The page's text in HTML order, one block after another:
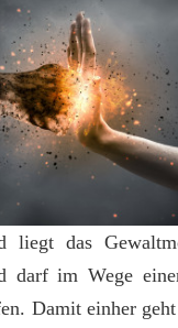
liegt das
darf im Wege
Damit einher geht